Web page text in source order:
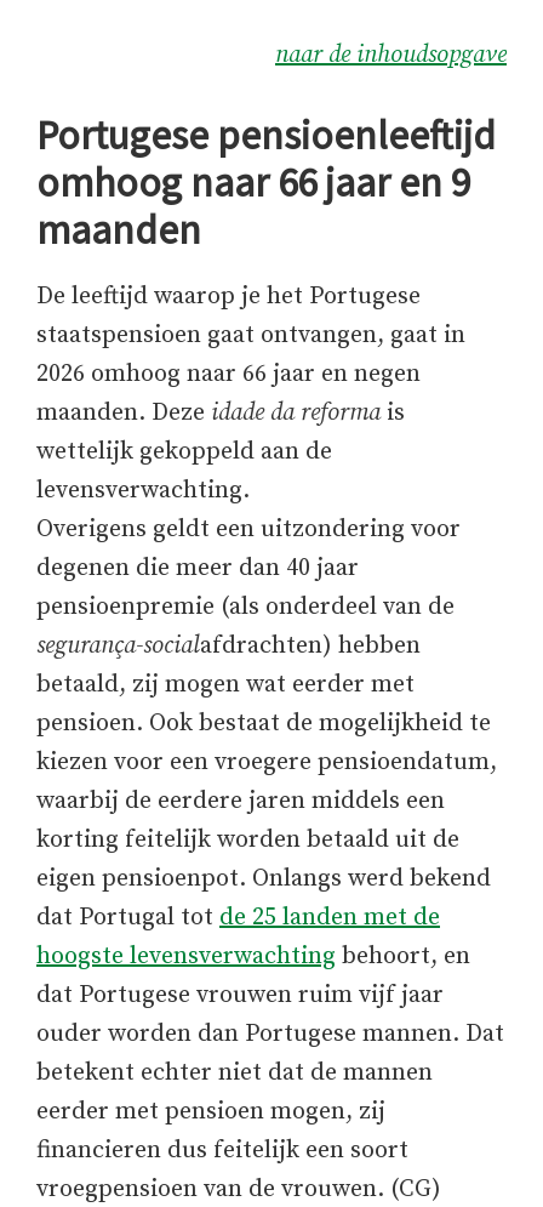
naar de inhoudsopgave
Portugese pensioenleeftijd
omhoog naar 66 jaar en 9
maanden
De leeftijd waarop je het Portugese
staatspensioen gaat ontvangen, gaat in
2026 omhoog naar 66 jaar en negen
maanden. Deze idade da reformais
wettelijk gekoppeld aan de
levensverwachting.
Overigens geldt een uitzondering voor
degenen die meer dan 40 jaar
pensioenpremie (als onderdeel van de
segurança-socialafdrachten) hebben
betaald, zij mogen wat eerder met
pensioen. Ook bestaat de mogelijkheid te
kiezen voor een vroegere pensioendatum,
waarbij de eerdere jaren middels een
korting feitelijk worden betaald uit de
eigen pensioenpot. Onlangs werd bekend
dat Portugal tot de 25 landen met de
hoogste levensverwachting behoort, en
dat Portugese vrouwen ruim vijf jaar
ouder worden dan Portugese mannen. Dat
betekent echter niet dat de mannen
eerder met pensioen mogen, zij
financieren dus feitelijk een soort
vroegpensioen van de vrouwen. (CG)